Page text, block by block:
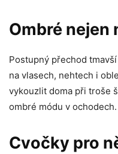
Ombré nejen
Postupný přechod
na vlasech, nehtech i
vykouzlit doma při troše
ombré módu v ochodech.
Cvočky pro